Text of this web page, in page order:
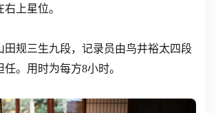
上星位。
田规三生九段，记录员由鸟井裕太四段
。用时为每方8小时。